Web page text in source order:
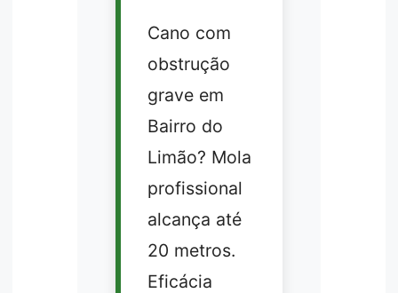
Cano com
obstrução
grave em
Bairro do
Limão? Mola
profissional
alcança até
20 metros.
Eficácia